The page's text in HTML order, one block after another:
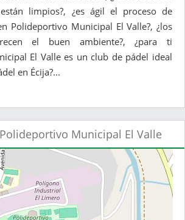
limpios?, ¿es ágil el proceso de
Polideportivo Municipal El Valle?, ¿los
el buen ambiente?, ¿para ti
El Valle es un club de pádel ideal
en Écija?...
Municipal El Valle